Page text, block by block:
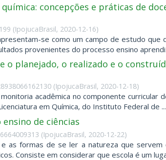
concepções e práticas de
(IpojucaBrasil, 2020-12-16)
se como um campo de estudo que
provenientes do processo ensino
o planejado, o realizado e o
(IpojucaBrasil, 2020-12-18)
acadêmica no componente curricular
em Química, do Instituto Federal de ...
de ciências
(IpojucaBrasil, 2020-12-22)
as formas de se ler a natureza que servem
Consiste em considerar que escola é um